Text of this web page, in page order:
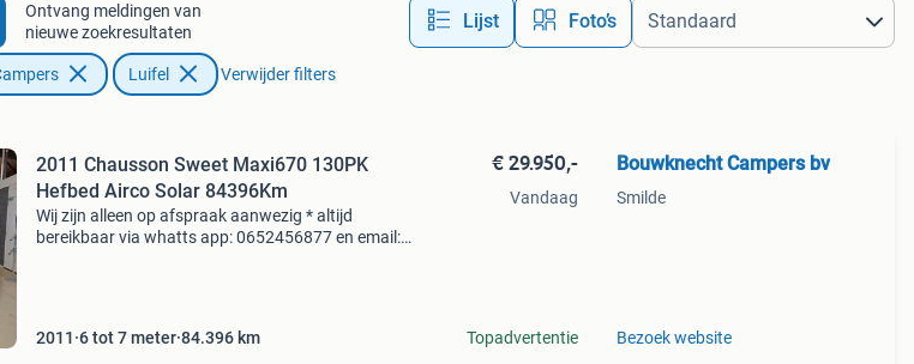
Ontvang meldingen van
nieuwe zoekresultaten
Lijst Foto’s
Luifel Verwijder filters
2011 Chausson Sweet Maxi670 130PK
Hefbed Airco Solar 84396Km
Wij zijn alleen op afspraak aanwezig * altijd
bereikbaar via whatts app: 0652456877 en email:
2011 6 tot 7 meter 84.396 km
€ 29.950,-
Vandaag
Topadvertentie
Bouwknecht Campers bv
Smilde
Bezoek website